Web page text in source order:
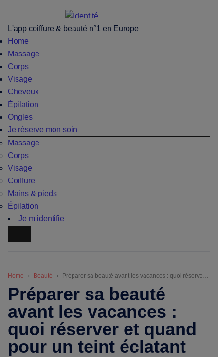
contenu
principal
secondary
menu
barre
latérale
principale
pied
de
page
L'app coiffure & beauté n°1 en Europe
Home
Massage
Corps
Visage
Cheveux
Épilation
Ongles
Je réserve mon soin
Massage
Corps
Visage
Coiffure
Mains & pieds
Épilation
Je m’identifie
Home Beauté Préparer sa beauté avant les vacances : quoi réserver et quand pour un teint éclatant
Préparer sa beauté
avant les vacances :
quoi réserver et quand
pour un teint éclatant